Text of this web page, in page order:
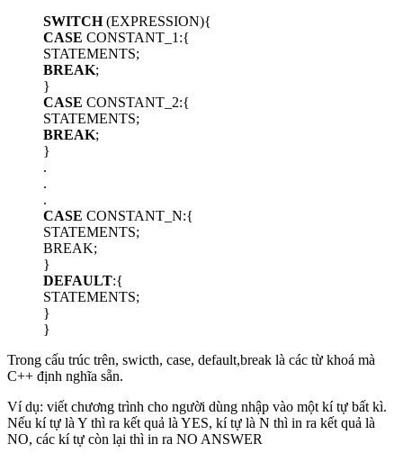
SWITCH(EXPRESSION){
CASE CONSTANT_1:{
STATEMENTS;
BREAK;
}
CASE CONSTANT_2:{
STATEMENTS;
BREAK;
}
.
.
.
CASE CONSTANT_N:{
STATEMENTS;
BREAK;
}
DEFAULT:{
STATEMENTS;
}
}
Trong cấu trúc trên, swicth, case, default,break là các từ khoá mà
C++ định nghĩa sẵn.
Ví dụ: viết chương trình cho người dùng nhập vào một kí tự bất kì.
Nếu kí tự là Y thì ra kết quả là YES, kí tự là N thì in ra kết quả là
NO, các kí tự còn lại thì in ra NO ANSWER